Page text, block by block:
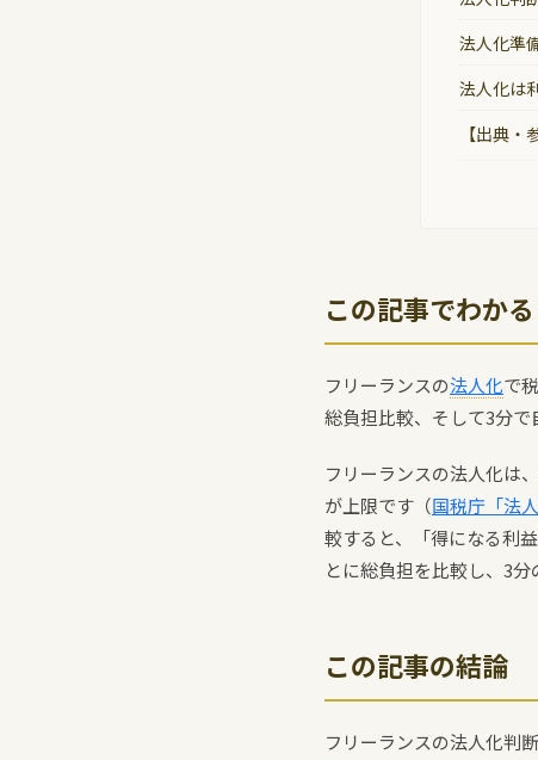
法人化準
法人化は
【出典・
この記事でわか
フリーランスの法人化で
総負担比較、そして3分で
フリーランスの法人化は
が上限です（国税庁「法
較すると、「得になる利
とに総負担を比較し、3
この記事の結論
フリーランスの法人化判